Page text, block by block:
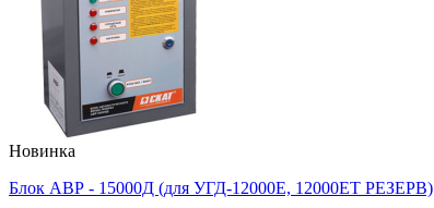
Новинка
Блок АВР - 15000Д (для УГД-12000Е, 12000ЕТ РЕЗЕРВ)